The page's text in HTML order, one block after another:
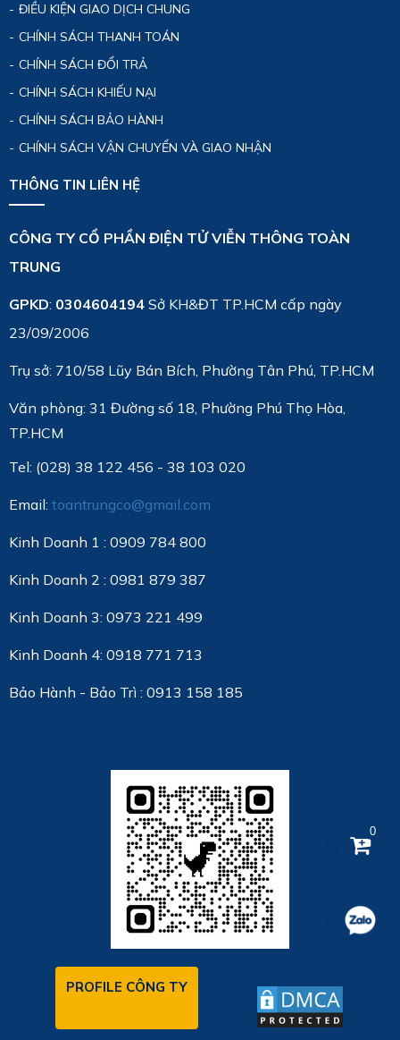
ĐIỀU KIỆN GIAO DỊCH CHUNG
CHÍNH SÁCH THANH TOÁN
CHÍNH SÁCH ĐỔI TRẢ
CHÍNH SÁCH KHIẾU NẠI
CHÍNH SÁCH BẢO HÀNH
CHÍNH SÁCH VẬN CHUYỂN VÀ GIAO NHẬN
THÔNG TIN LIÊN HỆ
CÔNG TY CỔ PHẦN ĐIỆN TỬ VIỄN THÔNG TOÀN
TRUNG
GPKD: 0304604194 Sở KH&ĐT TP.HCM cấp ngày
23/09/2006
Trụ sở: 710/58 Lũy Bán Bích, Phường Tân Phú, TP.HCM
Văn phòng: 31 Đường số 18, Phường Phú Thọ Hòa,
TP.HCM
Tel: (028) 38 122 456 - 38 103 020
Email: toantrungco@gmail.com
Kinh Doanh 1 : 0909 784 800
Kinh Doanh 2 : 0981 879 387
Kinh Doanh 3: 0973 221 499
Kinh Doanh 4: 0918 771 713
Bảo Hành - Bảo Trì : 0913 158 185
PROFILE CÔNG TY
0